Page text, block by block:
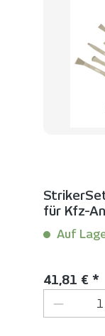
für Kfz-
Auf
Regulärer
41,81 € *